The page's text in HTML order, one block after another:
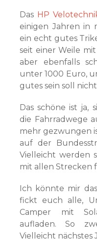
Das HP
einigen Jahren in
ein echt gutes
seit einer Weile
aber ebenfalls
unter 1000 Euro,
gutes sein soll
Das schöne ist ja,
die Fahrradwege
mehr gezwungen
auf der
Vielleicht werden
mit allen Strecken
Ich könnte mir
fickt euch alle,
Camper mit
aufladen. So
Vielleicht nächstes